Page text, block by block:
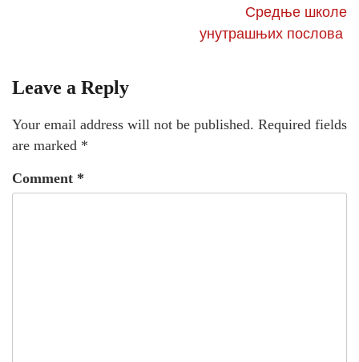
Средње школе
унутрашњих послова
Leave a Reply
Your email address will not be published. Required fields
are marked *
Comment *